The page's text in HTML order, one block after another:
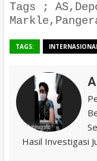
Tags ;
TAGS:
Hasil Investigasi